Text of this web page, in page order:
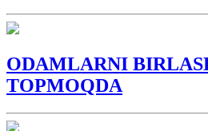
ODAMLARNI
TOPMOQDA